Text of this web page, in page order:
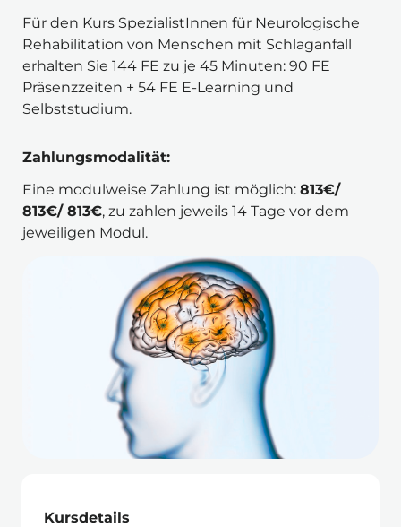
Für den Kurs SpezialistInnen für Neurologische
Rehabilitation von Menschen mit Schlaganfall
erhalten Sie 144 FE zu je 45 Minuten: 90 FE
Präsenzzeiten + 54 FE E-Learning und
Selbststudium.
Zahlungsmodalität:
Eine modulweise Zahlung ist möglich: 813€/
813€/ 813€, zu zahlen jeweils 14 Tage vor dem
jeweiligen Modul.
Kursdetails